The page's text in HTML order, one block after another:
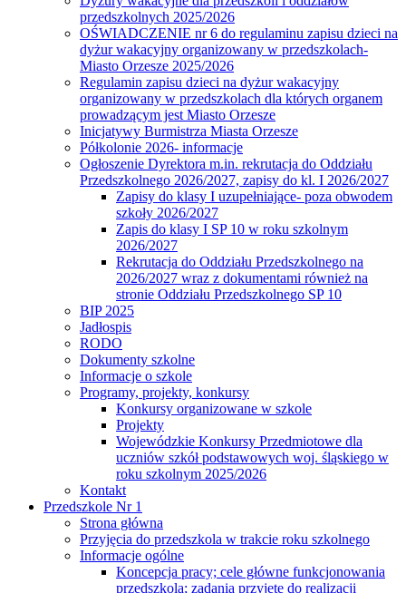
przedszkolnych 2025/2026
OŚWIADCZENIE nr 6 do regulaminu zapisu dzieci na
dyżur wakacyjny organizowany w przedszkolach-
Miasto Orzesze 2025/2026
Regulamin zapisu dzieci na dyżur wakacyjny
organizowany w przedszkolach dla których organem
prowadzącym jest Miasto Orzesze
Inicjatywy Burmistrza Miasta Orzesze
Półkolonie 2026- informacje
Ogłoszenie Dyrektora m.in. rekrutacja do Oddziału
Przedszkolnego 2026/2027, zapisy do kl. I 2026/2027
Zapisy do klasy I uzupełniające- poza obwodem
szkoły 2026/2027
Zapis do klasy I SP 10 w roku szkolnym
2026/2027
Rekrutacja do Oddziału Przedszkolnego na
2026/2027 wraz z dokumentami również na
stronie Oddziału Przedszkolnego SP 10
BIP 2025
Jadłospis
RODO
Dokumenty szkolne
Informacje o szkole
Programy, projekty, konkursy
Konkursy organizowane w szkole
Projekty
Wojewódzkie Konkursy Przedmiotowe dla
uczniów szkół podstawowych woj. śląskiego w
roku szkolnym 2025/2026
Kontakt
Przedszkole Nr 1
Strona główna
Przyjęcia do przedszkola w trakcie roku szkolnego
Informacje ogólne
Koncepcja pracy; cele główne funkcjonowania
przedszkola; zadania przyjęte do realizacji